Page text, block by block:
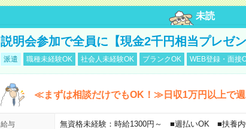
未読
説明会参加で全員に【現金2千円相当プレゼ
派遣 職種未経験OK 社会人未経験OK ブランクOK WEB登録・面接
≪まずは相談だけでもOK！≫日収1万円以上で週
給与 無資格未経験：時給1300円～ ■週払いOK ■扶養